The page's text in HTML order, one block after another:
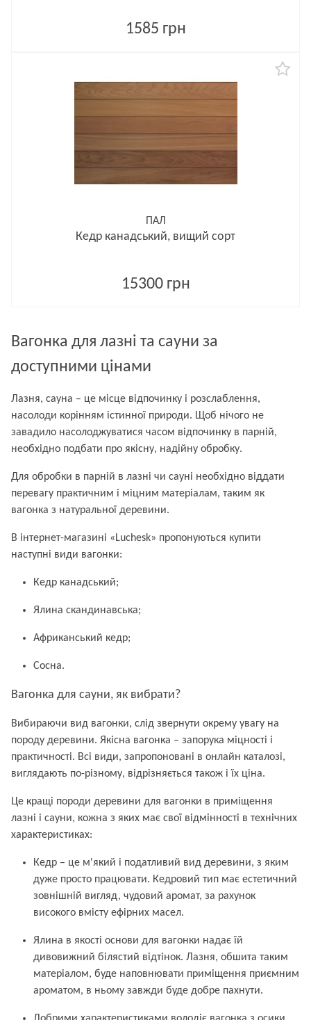
1585 грн
ПАЛ
Кедр канадський, вищий сорт
15300 грн
Вагонка для лазні та сауни за
доступними цінами
Лазня, сауна – це місце відпочинку і розслаблення,
насолоди корінням істинної природи. Щоб нічого не
завадило насолоджуватися часом відпочинку в парній,
необхідно подбати про якісну, надійну обробку.
Для обробки в парній в лазні чи сауні необхідно віддати
перевагу практичним і міцним матеріалам, таким як
вагонка з натуральної деревини.
В інтернет-магазині «Luchesk» пропонуються купити
наступні види вагонки:
Кедр канадський;
Ялина скандинавська;
Африканський кедр;
Сосна.
Вагонка для сауни, як вибрати?
Вибираючи вид вагонки, слід звернути окрему увагу на
породу деревини. Якісна вагонка – запорука міцності і
практичності. Всі види, запропоновані в онлайн каталозі,
виглядають по-різному, відрізняється також і їх ціна.
Це кращі породи деревини для вагонки в приміщення
лазні і сауни, кожна з яких має свої відмінності в технічних
характеристиках:
Кедр – це м'який і податливий вид деревини, з яким
дуже просто працювати. Кедровий тип має естетичний
зовнішній вигляд, чудовий аромат, за рахунок
високого вмісту ефірних масел.
Ялина в якості основи для вагонки надає їй
дивовижний білястий відтінок. Лазня, обшита таким
матеріалом, буде наповнювати приміщення приємним
ароматом, в ньому завжди буде добре пахнути.